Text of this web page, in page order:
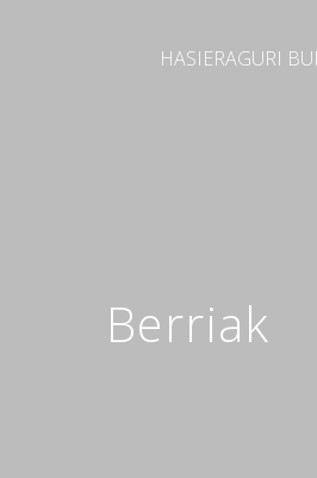
HASIERAGURI
Berriak